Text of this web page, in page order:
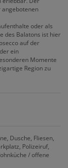
angebotenen
oder als
des Balatons ist hier
auf der
ein
Momente
Region zu
Dusche Fliesen
Polizeiruf
/ offene